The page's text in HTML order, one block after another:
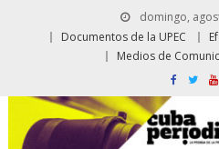
domingo,
Documentos de la UPEC
Medios de